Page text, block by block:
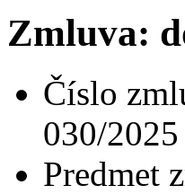
Zmluva:
Číslo
030/2025
Predmet